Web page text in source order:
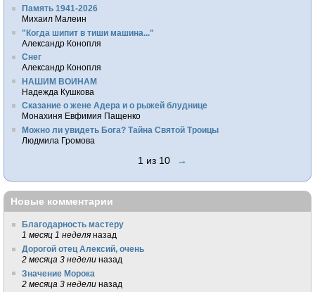
Память 1941-2026
Михаил Малеин
"Когда шипит в тиши машина..."
Александр Конопля
Снег
Александр Конопля
НАШИМ ВОИНАМ
Надежда Кушкова
Сказание о жене Адера и о рыжей блуднице
Монахиня Евфимия Пащенко
Можно ли увидеть Бога? Тайна Святой Троицы
Людмила Громова
1 из 10 →
Новые комментарии
Благодарность мастеру
1 месяц 1 неделя назад
Дорогой отец Алексий, очень
2 месяца 3 недели назад
Значение Морока
2 месяца 3 недели назад